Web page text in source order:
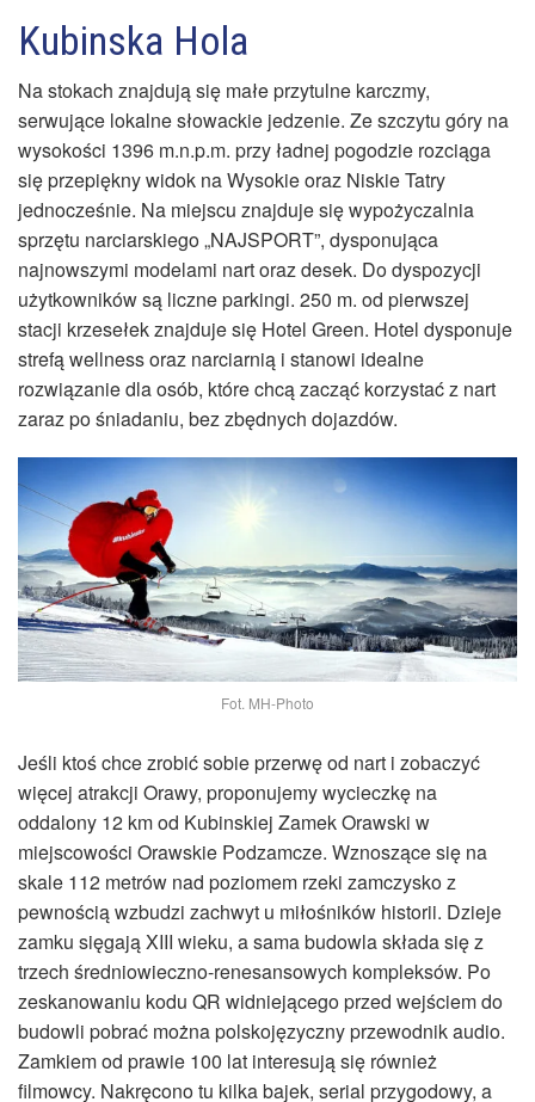
Kubinska Hola
Na stokach znajdują się małe przytulne karczmy,
serwujące lokalne słowackie jedzenie. Ze szczytu góry na
wysokości 1396 m.n.p.m. przy ładnej pogodzie rozciąga
się przepiękny widok na Wysokie oraz Niskie Tatry
jednocześnie. Na miejscu znajduje się wypożyczalnia
sprzętu narciarskiego „NAJSPORT”, dysponująca
najnowszymi modelami nart oraz desek. Do dyspozycji
użytkowników są liczne parkingi. 250 m. od pierwszej
stacji krzesełek znajduje się Hotel Green. Hotel dysponuje
strefą wellness oraz narciarnią i stanowi idealne
rozwiązanie dla osób, które chcą zacząć korzystać z nart
zaraz po śniadaniu, bez zbędnych dojazdów.
Fot. MH-Photo
Jeśli ktoś chce zrobić sobie przerwę od nart i zobaczyć
więcej atrakcji Orawy, proponujemy wycieczkę na
oddalony 12 km od Kubinskiej Zamek Orawski w
miejscowości Orawskie Podzamcze. Wznoszące się na
skale 112 metrów nad poziomem rzeki zamczysko z
pewnością wzbudzi zachwyt u miłośników historii. Dzieje
zamku sięgają XIII wieku, a sama budowla składa się z
trzech średniowieczno-renesansowych kompleksów. Po
zeskanowaniu kodu QR widniejącego przed wejściem do
budowli pobrać można polskojęzyczny przewodnik audio.
Zamkiem od prawie 100 lat interesują się również
filmowcy. Nakręcono tu kilka bajek, serial przygodowy, a